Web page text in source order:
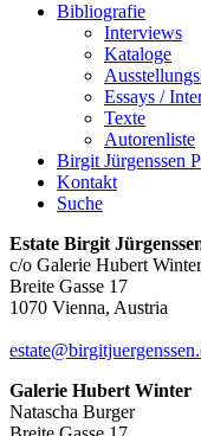
Bibliografie
Interviews
Kataloge
Essays /
Texte
Autorenliste
Birgit Jürgenssen
Kontakt
Suche
Estate Birgit
c/o Galerie Hubert Winter
Breite Gasse 17
1070 Vienna, Austria
Galerie Hubert Winter
Natascha Burger